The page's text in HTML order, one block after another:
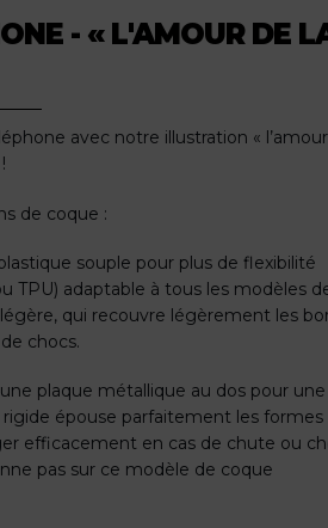
- « L'AMOUR DE
avec notre illustration «
de coque :
souple pour plus de flexibilité
TPU) adaptable à tous les modèles
qui recouvre légèrement les
chocs.
plaque métallique au dos pour une
épouse parfaitement les formes
efficacement en cas de chute ou
pas sur ce modèle de coque